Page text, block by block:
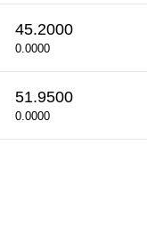
45.2000
0.0000
51.9500
0.0000